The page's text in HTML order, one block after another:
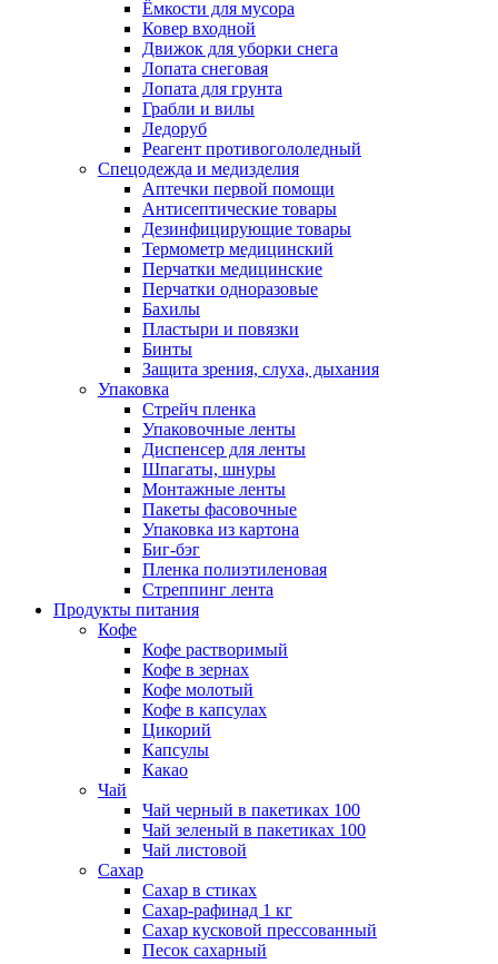
Ёмкости для мусора
Ковер входной
Движок для уборки снега
Лопата снеговая
Лопата для грунта
Грабли и вилы
Ледоруб
Реагент противогололедный
Спецодежда и медизделия
Аптечки первой помощи
Антисептические товары
Дезинфицирующие товары
Термометр медицинский
Перчатки медицинские
Перчатки одноразовые
Бахилы
Пластыри и повязки
Бинты
Защита зрения, слуха, дыхания
Упаковка
Стрейч пленка
Упаковочные ленты
Диспенсер для ленты
Шпагаты, шнуры
Монтажные ленты
Пакеты фасовочные
Упаковка из картона
Биг-бэг
Пленка полиэтиленовая
Стреппинг лента
Продукты питания
Кофе
Кофе растворимый
Кофе в зернах
Кофе молотый
Кофе в капсулах
Цикорий
Капсулы
Какао
Чай
Чай черный в пакетиках 100
Чай зеленый в пакетиках 100
Чай листовой
Сахар
Сахар в стиках
Сахар-рафинад 1 кг
Сахар кусковой прессованный
Песок сахарный